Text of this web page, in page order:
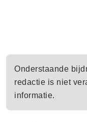
Onderstaande
redactie is niet
informatie.